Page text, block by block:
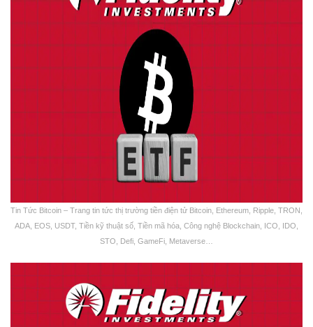
Tin Tức Bitcoin – Trang tin tức thị trường tiền điện tử Bitcoin, Ethereum, Ripple, TRON,
ADA, EOS, USDT, Tiền kỹ thuật số, Tiền mã hóa, Công nghệ Blockchain, ICO, IDO,
STO, Defi, GameFi, Metaverse…